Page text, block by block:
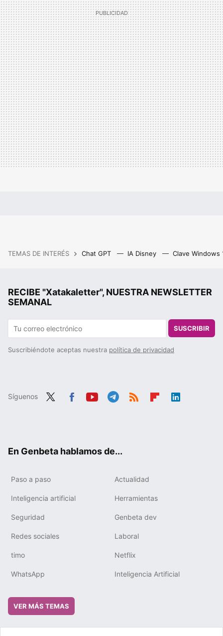
TEMAS DE INTERÉS Chat GPT IA Disney Clave Windows
RECIBE "Xatakaletter", NUESTRA NEWSLETTER
SEMANAL
SUSCRIBIR
Suscribiéndote aceptas nuestra política de privacidad
Síguenos
En Genbeta hablamos de...
Paso a paso Actualidad
Inteligencia artificial Herramientas
Seguridad Genbeta dev
Redes sociales Laboral
timo Netflix
WhatsApp Inteligencia Artificial
VER MÁS TEMAS